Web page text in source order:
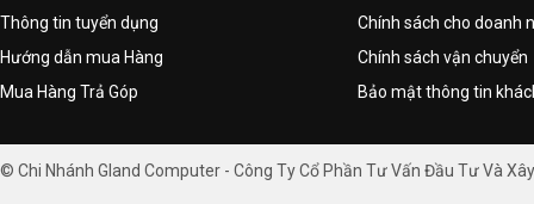
Thông tin tuyển dụng
Hướng dẫn mua Hàng
Mua Hàng Trả Góp
Chính sách cho doanh
Chính sách vận chuyển
Bảo mật thông tin
© Chi Nhánh Gland Computer - Công Ty Cổ Phần Tư Vấn Đầu Tư Và